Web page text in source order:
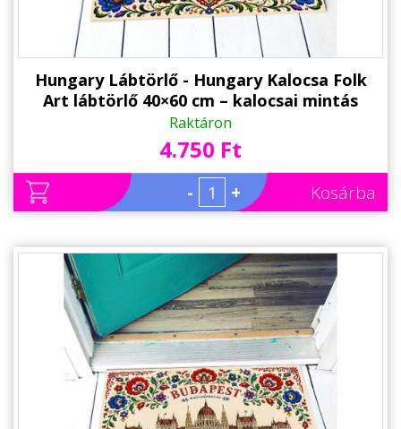
Foglalkozás szerint
Állatos ajándéktárgyak
Hungary Lábtörlő - Hungary Kalocsa Folk
Art lábtörlő 40×60 cm – kalocsai mintás
magyar ajándék
Raktáron
4.750 Ft
- + Kosárba